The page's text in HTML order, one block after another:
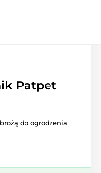
Patpet
do ogrodzenia